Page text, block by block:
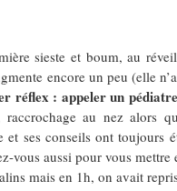
sieste et boum, au
encore un peu (elle
réflex : appeler un
au nez alors
et ses conseils ont
vous aussi pour vous
mais en 1h, on avait